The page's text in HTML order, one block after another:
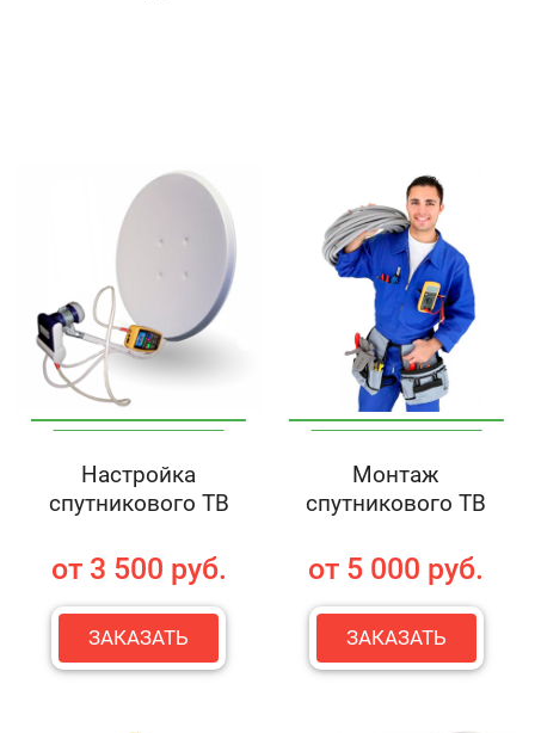
Настройка
спутникового ТВ
от 3 500 руб.
ЗАКАЗАТЬ
Монтаж
спутникового ТВ
от 5 000 руб.
ЗАКАЗАТЬ